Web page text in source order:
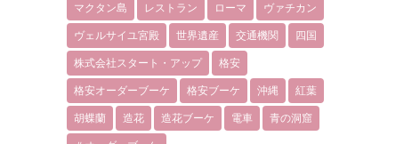
マクタン島 レストラン ローマ ヴァチカン
ヴェルサイユ宮殿 世界遺産 交通機関 四国
株式会社スタート・アップ 格安
格安オーダーブーケ 格安ブーケ 沖縄 紅葉
胡蝶蘭 造花 造花ブーケ 電車 青の洞窟